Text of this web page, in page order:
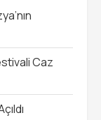
Caz